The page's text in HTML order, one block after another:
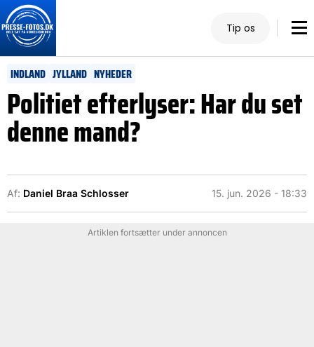
Tip os
INDLAND JYLLAND NYHEDER
Politiet efterlyser: Har du set
denne mand?
Af: Daniel Braa Schlosser 15. jun. 2026 - 18:33
Artiklen fortsætter under annoncen